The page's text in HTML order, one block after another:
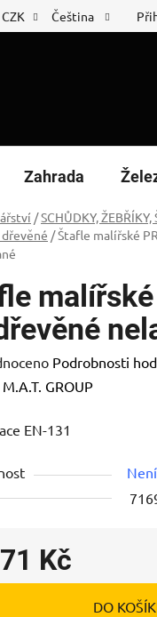
list Nákup na splátky
CZK Čeština
Zahrada
/SCHŮDKY, ŽEBŘÍKY,
/Štafle malířské
malířské
Podrobnosti
M.A.T. GROUP
EN-131
Kč
DO